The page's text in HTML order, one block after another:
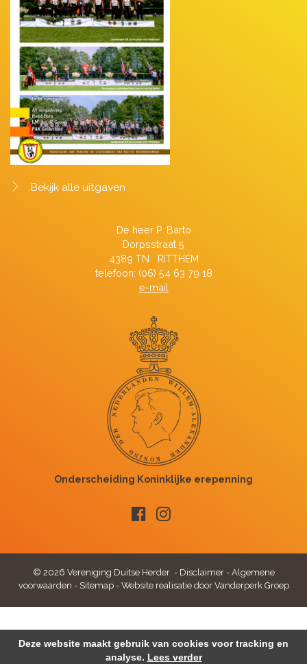
Bekijk alle uitgaven
De heer P. Barto
Dorpsstraat 5
4389 TN RITTHEM
telefoon: (06) 54 63 79 18
e-mail
© 2026 Vereniging Duitse Herder - Disclaimer- Algemene
voorwaarden - Sitemap- Website realisatie door Vanderperk Groep
Deze website maakt gebruik van cookies voor tracking en
analyse. Lees verder